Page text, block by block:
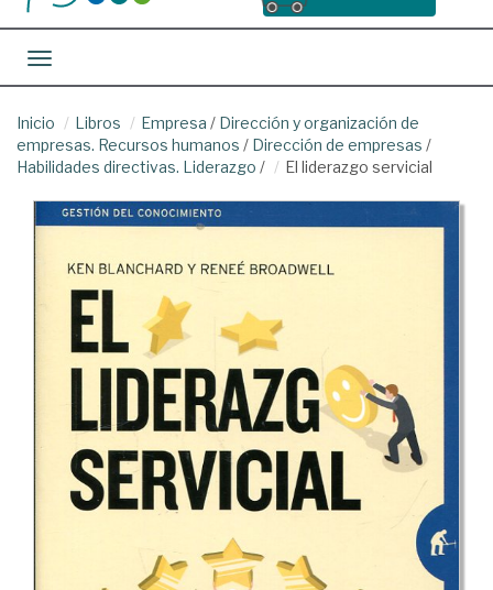
Toggle navigation
Inicio Libros Empresa / Dirección y organización de
empresas. Recursos humanos / Dirección de empresas /
Habilidades directivas. Liderazgo / El liderazgo servicial